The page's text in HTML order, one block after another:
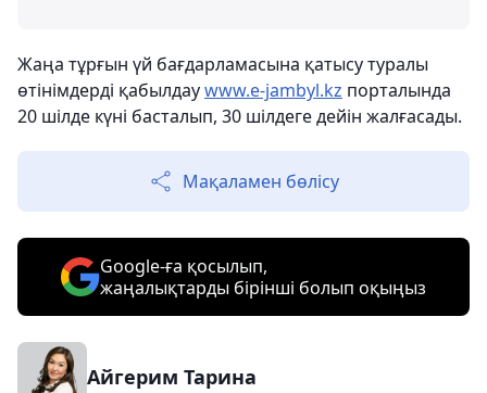
Жаңа тұрғын үй бағдарламасына қатысу туралы
өтінімдерді қабылдауwww.e-jambyl.kz порталында
20 шілде күні басталып, 30 шілдеге дейін жалғасады.
Мақаламен бөлісу
Google-ға қосылып,
жаңалықтарды бірінші болып оқыңыз
Айгерим Тарина